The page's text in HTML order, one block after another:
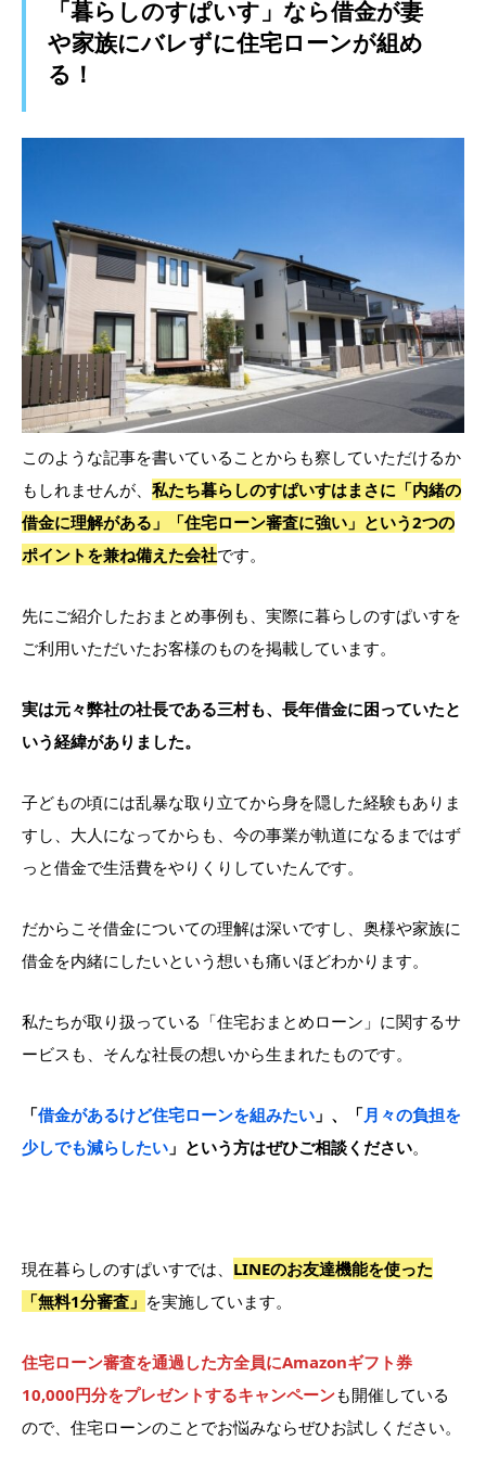
「暮らしのすぱいす」なら借金が妻
や家族にバレずに住宅ローンが組め
る！
このような記事を書いていることからも察していただけるか
もしれませんが、 私たち暮らしのすぱいすはまさに「内緒の
借金に理解がある」「住宅ローン審査に強い」という2つの
ポイントを兼ね備えた会社です。
先にご紹介したおまとめ事例も、実際に暮らしのすぱいすを
ご利用いただいたお客様のものを掲載しています。
実は元々弊社の社長である三村も、長年借金に困っていたと
いう経緯がありました。
子どもの頃には乱暴な取り立てから身を隠した経験もありま
すし、大人になってからも、今の事業が軌道になるまではず
っと借金で生活費をやりくりしていたんです。
だからこそ借金についての理解は深いですし、奥様や家族に
借金を内緒にしたいという想いも痛いほどわかります。
私たちが取り扱っている「住宅おまとめローン」に関するサ
ービスも、そんな社長の想いから生まれたものです。
「借金があるけど住宅ローンを組みたい 」、「月々の負担を
少しでも減らしたい 」という方はぜひご相談ください。
現在暮らしのすぱいすでは、 LINEのお友達機能を使った
「無料1分審査」 を実施しています。
住宅ローン審査を通過した方全員にAmazonギフト券
10,000円分をプレゼントするキャンペーンも開催している
ので、住宅ローンのことでお悩みならぜひお試しください。